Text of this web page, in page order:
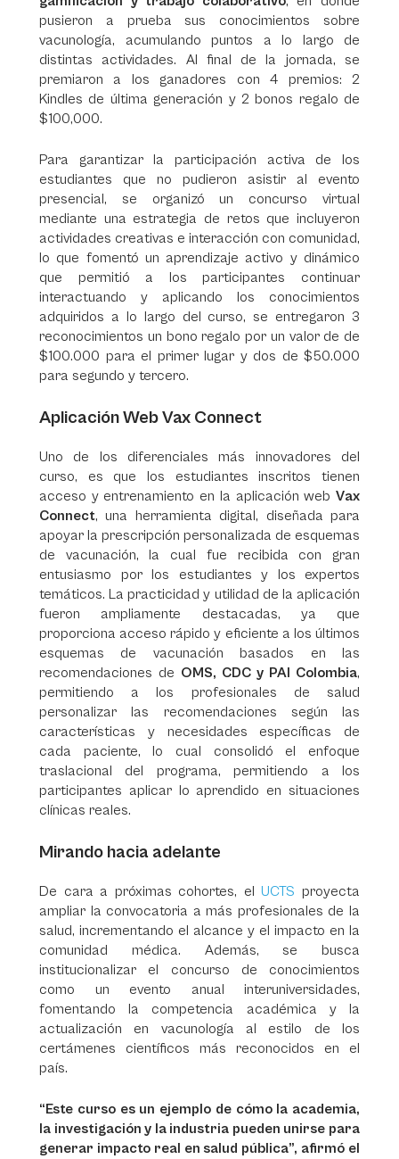
pusieron a prueba sus conocimientos sobre
vacunología, acumulando puntos a lo largo de
distintas actividades. Al final de la jornada, se
premiaron a los ganadores con 4 premios: 2
Kindles de última generación y 2 bonos regalo de
$100,000.
Para garantizar la participación activa de los
estudiantes que no pudieron asistir al evento
presencial, se organizó un concurso virtual
mediante una estrategia de retos que incluyeron
actividades creativas e interacción con comunidad,
lo que fomentó un aprendizaje activo y dinámico
que permitió a los participantes continuar
interactuando y aplicando los conocimientos
adquiridos a lo largo del curso, se entregaron 3
reconocimientos un bono regalo por un valor de de
$100.000 para el primer lugar y dos de $50.000
para segundo y tercero.
Aplicación Web Vax Connect
Uno de los diferenciales más innovadores del
curso, es que los estudiantes inscritos tienen
acceso y entrenamiento en la aplicación web Vax
Connect, una herramienta digital, diseñada para
apoyar la prescripción personalizada de esquemas
de vacunación, la cual fue recibida con gran
entusiasmo por los estudiantes y los expertos
temáticos. La practicidad y utilidad de la aplicación
fueron ampliamente destacadas, ya que
proporciona acceso rápido y eficiente a los últimos
esquemas de vacunación basados en las
recomendaciones de OMS, CDC y PAI Colombia,
permitiendo a los profesionales de salud
personalizar las recomendaciones según las
características y necesidades específicas de
cada paciente, lo cual consolidó el enfoque
traslacional del programa, permitiendo a los
participantes aplicar lo aprendido en situaciones
clínicas reales.
Mirando hacia adelante
De cara a próximas cohortes, elUCTS proyecta
ampliar la convocatoria a más profesionales de la
salud, incrementando el alcance y el impacto en la
comunidad médica. Además, se busca
institucionalizar el concurso de conocimientos
como un evento anual interuniversidades,
fomentando la competencia académica y la
actualización en vacunología al estilo de los
certámenes científicos más reconocidos en el
país.
“Este curso es un ejemplo de cómo la academia,
la investigación y la industria pueden unirse para
generar impacto real en salud pública”, afirmó el